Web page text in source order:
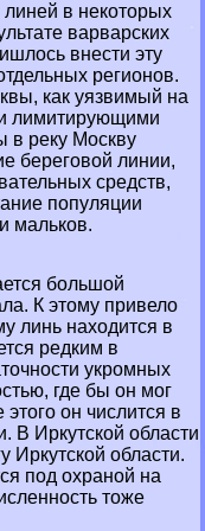
линей в некоторых
варварских
внести эту
регионов.
, как уязвимый на
лимитирующими
в реку Москву
береговой линии,
средств,
популяции
мальков.
большой
К этому привело
линь находится в
редким в
укромных
где бы он мог
этого он числится в
. В Иркутской области
Иркутской области.
под охраной на
тоже